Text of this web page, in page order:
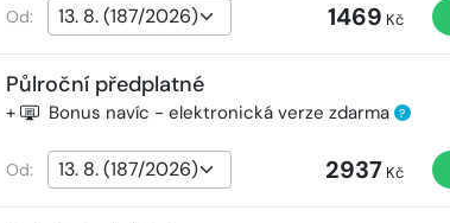
Od: 1469 Kč
Půlroční předplatné
+ Bonus navíc - elektronická verze zdarma ?
Od: 2937 Kč